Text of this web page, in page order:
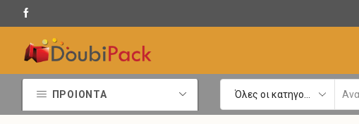
ΠΡΟΙΟΝΤΑ